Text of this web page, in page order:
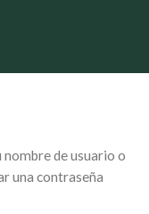
de usuario o
una contraseña